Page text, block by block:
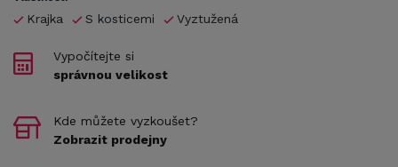
Krajka S kosticemi Vyztužená
Vypočítejte si
správnou velikost
Kde můžete vyzkoušet?
Zobrazit prodejny